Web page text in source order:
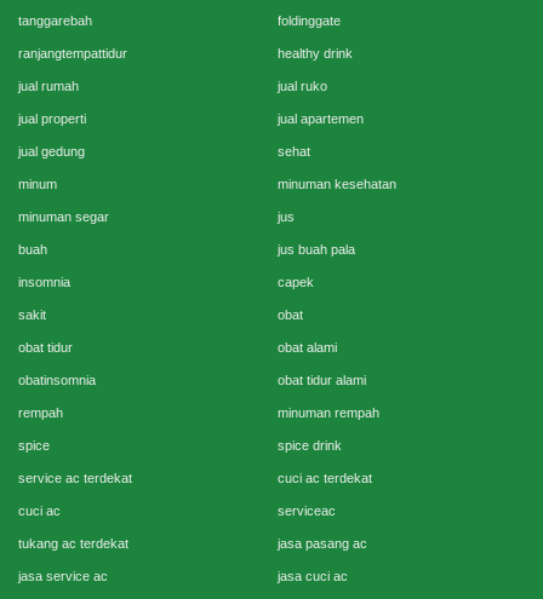
tanggarebah foldinggate
ranjangtempattidur healthy drink
jual rumah jual ruko
jual properti jual apartemen
jual gedung sehat
minum minuman kesehatan
minuman segar jus
buah jus buah pala
insomnia capek
sakit obat
obat tidur obat alami
obatinsomnia obat tidur alami
rempah minuman rempah
spice spice drink
service ac terdekat cuci ac terdekat
cuci ac serviceac
tukang ac terdekat jasa pasang ac
jasa service ac jasa cuci ac